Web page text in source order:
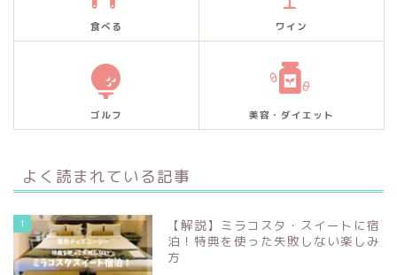
食べる ワイン
ゴルフ 美容・ダイエット
よく読まれている記事
1
【解説】ミラコスタ・スイートに宿
泊！特典を使った失敗しない楽しみ
方